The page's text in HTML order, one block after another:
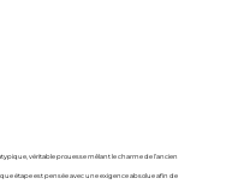
véritable prouesse mêlant le charme de l’ancien
étape est pensée avec une exigence absolue afin de